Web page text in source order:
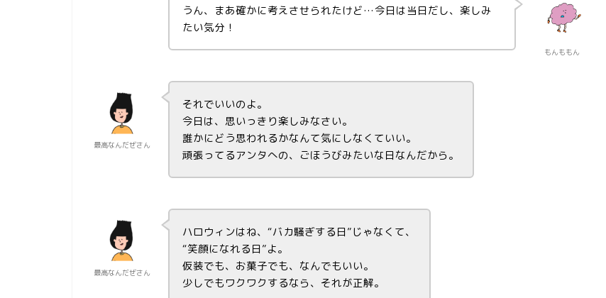
もんももん
うん、まあ確かに考えさせられたけど…今日は当日だし、楽しみ
たい気分！
最高なんだぜさん
それでいいのよ。
今日は、思いっきり楽しみなさい。
誰かにどう思われるかなんて気にしなくていい。
頑張ってるアンタへの、ごほうびみたいな日なんだから。
最高なんだぜさん
ハロウィンはね、“バカ騒ぎする日”じゃなくて、
“笑顔になれる日”よ。
仮装でも、お菓子でも、なんでもいい。
少しでもワクワクするなら、それが正解。